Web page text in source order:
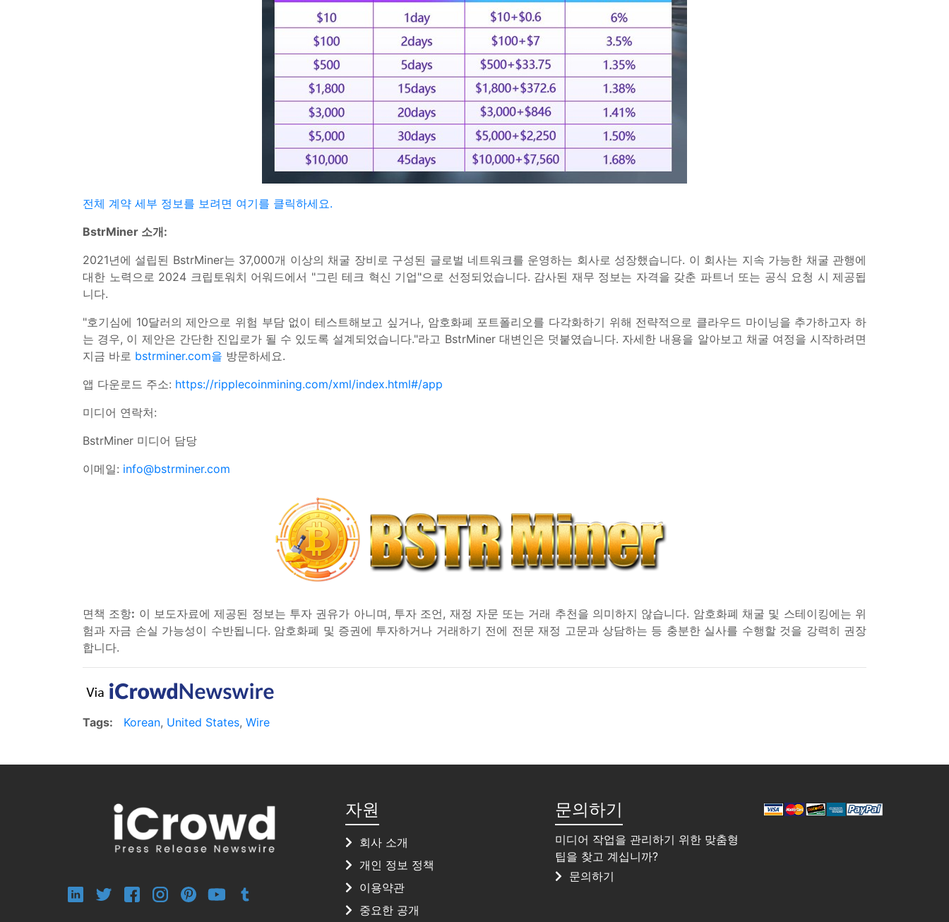
전체 계약 세부 정보를 보려면 여기를 클릭하세요.
BstrMiner 소개:
2021년에 설립된 BstrMiner는 37,000개 이상의 채굴 장비로 구성된 글로벌 네트워크를 운영하는 회사로 성장했습니다. 이 회사는 지속 가능한 채굴 관행에
대한 노력으로 2024 크립토워치 어워드에서 "그린 테크 혁신 기업"으로 선정되었습니다. 감사된 재무 정보는 자격을 갖춘 파트너 또는 공식 요청 시 제공됩
니다.
"호기심에 10달러의 제안으로 위험 부담 없이 테스트해보고 싶거나, 암호화폐 포트폴리오를 다각화하기 위해 전략적으로 클라우드 마이닝을 추가하고자 하
는 경우, 이 제안은 간단한 진입로가 될 수 있도록 설계되었습니다."라고 BstrMiner 대변인은 덧붙였습니다. 자세한 내용을 알아보고 채굴 여정을 시작하려면
지금 바로 bstrminer.com을 방문하세요.
앱 다운로드 주소: https://ripplecoinmining.com/xml/index.html#/app
미디어 연락처:
BstrMiner 미디어 담당
이메일: info@bstrminer.com
면책 조항: 이 보도자료에 제공된 정보는 투자 권유가 아니며, 투자 조언, 재정 자문 또는 거래 추천을 의미하지 않습니다. 암호화폐 채굴 및 스테이킹에는 위
험과 자금 손실 가능성이 수반됩니다. 암호화폐 및 증권에 투자하거나 거래하기 전에 전문 재정 고문과 상담하는 등 충분한 실사를 수행할 것을 강력히 권장
합니다.
Tags: Korean, United States, Wire
자원
회사 소개
개인 정보 정책
이용약관
중요한 공개
문의하기
미디어 작업을 관리하기 위한 맞춤형
팁을 찾고 계십니까?
문의하기